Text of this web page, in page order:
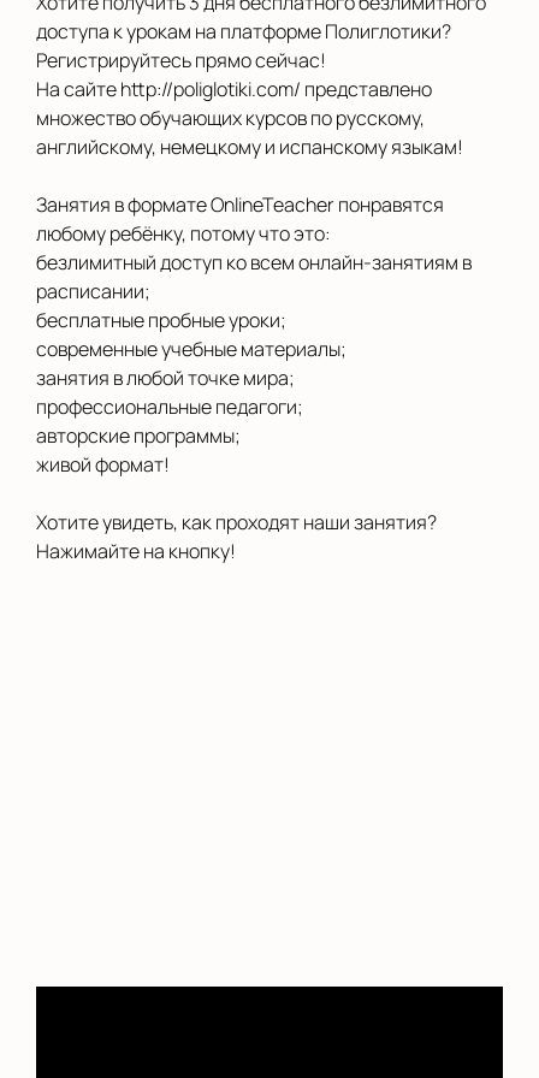
Новосибирск
Новый Уренгой
Орел
Павлово
Пермь
Рязань
Салехард
Санкт-Петербург
Смоленск
Школы
доступа к урокам на платформе Полиглотики?
Регистрируйтесь прямо сейчас!
На сайте http://poliglotiki.com/ представлено
множество обучающих курсов по русскому,
английскому, немецкому и испанскому языкам!
Занятия в формате OnlineTeacher понравятся
любому ребёнку, потому что это:
безлимитный доступ ко всем онлайн-занятиям в
расписании;
бесплатные пробные уроки;
современные учебные материалы;
занятия в любой точке мира;
профессиональные педагоги;
авторские программы;
живой формат!
Хотите увидеть, как проходят наши занятия?
Нажимайте на кнопку!